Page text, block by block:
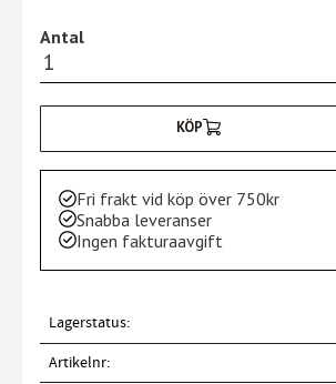
Antal
KÖP
Fri frakt vid köp över 750kr
Snabba leveranser
Ingen fakturaavgift
Lagerstatus
Artikelnr